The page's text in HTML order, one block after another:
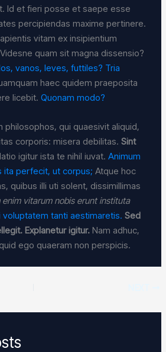
Id et fieri posse et saepe esse
percipiendas maxime pertinere.
vitam ex insipientium
quam sit magna dissensio?
vanos, leves, futtiles? Tria
haec quidem praeposita
licebit.Quonam modo?
philosophos, qui quaesivit aliquid,
corporis: misera debilitas.Sint
igitur ista te nihil iuvat.Animum
ita perfecit, ut corpus; Atque hoc
quibus illi uti solent, dissimillimas
enim vitarum nobis erunt instituta
voluptatem tanti aestimaretis. Sed
Explanetur igitur. Nam adhuc,
ego quaeram non perspicis.